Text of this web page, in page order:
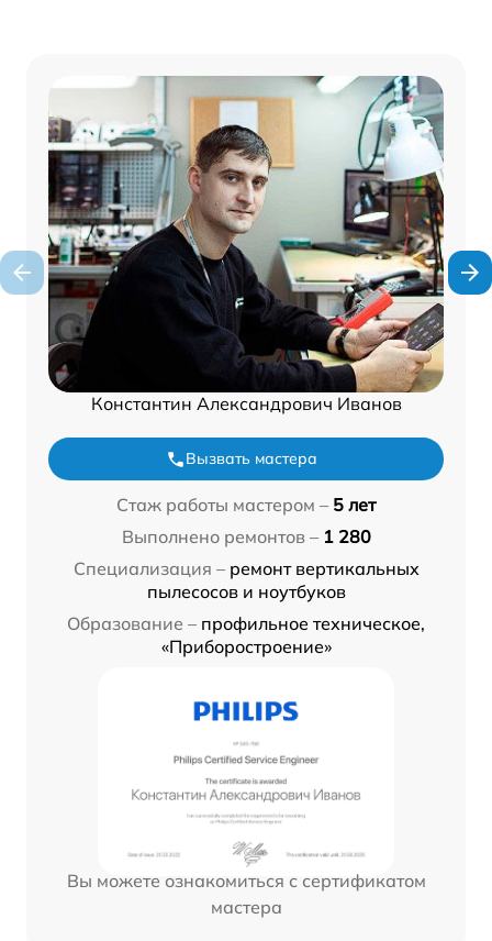
Константин Александрович Иванов
Вызвать мастера
Стаж работы мастером – 5 лет
Выполнено ремонтов – 1 280
Специализация – ремонт вертикальных
пылесосов и ноутбуков
Образование – профильное техническое,
«Приборостроение»
Вы можете ознакомиться с сертификатом
мастера